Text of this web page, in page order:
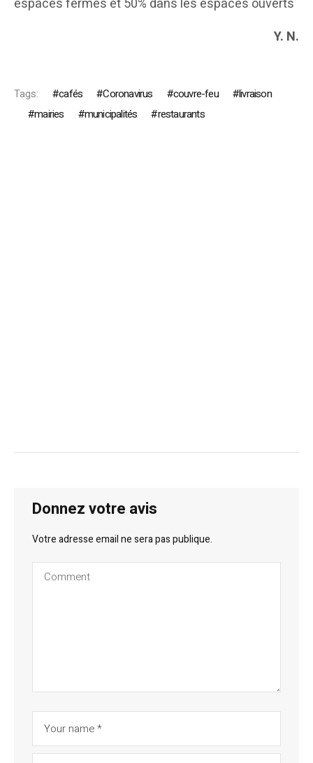
espaces fermés et 50% dans les espaces ouverts
Y. N.
Tags: cafés Coronavirus couvre-feu
livraison
mairies
municipalités restaurants
Donnez votre avis
Votre adresse email ne sera pas publique.